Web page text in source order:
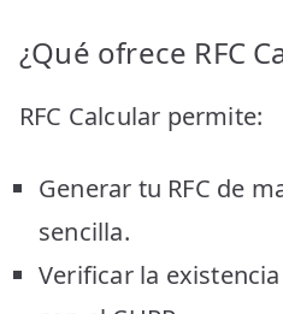
¿Qué ofrece RFC
RFC Calcular permite:
Generar tu RFC de
sencilla.
Verificar la